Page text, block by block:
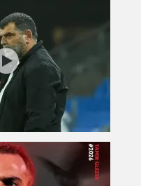
תקנון
תקנון עבור
תקנון עבור פעילות
טניס
גיימינג E-Sports
תנאי שימוש
מדיניות